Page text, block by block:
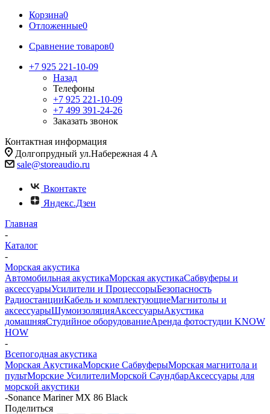
Корзина0
Отложенные0
Сравнение товаров0
+7 925 221-10-09
Назад
Телефоны
+7 925 221-10-09
+7 499 391-24-26
Заказать звонок
Контактная информация
Долгопрудный ул.Набережная 4 А
sale@storeaudio.ru
Вконтакте
Яндекс.Дзен
Главная
-
Каталог
-
Морская акустика
Автомобильная акустикаМорская акустикаСабвуферы и
аксессуарыУсилители и ПроцессорыБезопасность
РадиостанцииКабель и комплектующиеМагнитолы и
аксессуарыШумоизоляцияАксессуарыАкустика
домашняяСтудийное оборудованиеАренда фотостудии KNOW
HOW
-
Всепогодная акустика
Морская АкустикаМорские СабвуферыМорская магнитола и
пультМорские УсилителиМорской CаундбарАксессуары для
морской акустики
-Sonance Mariner MX 86 Black
Поделиться